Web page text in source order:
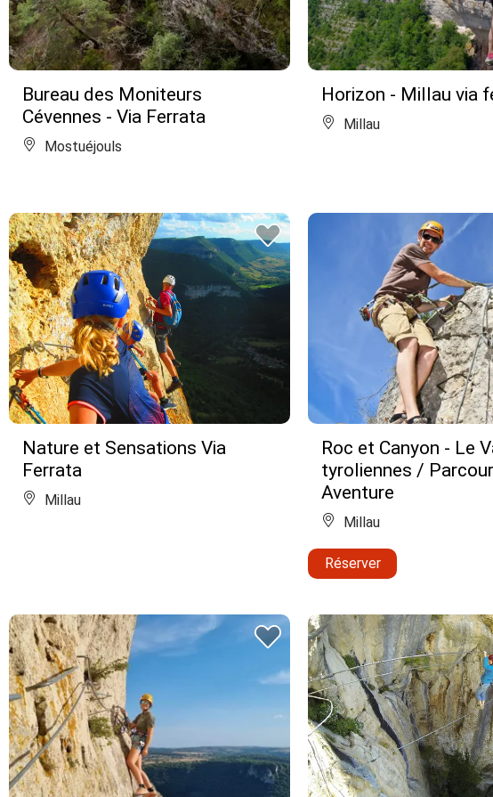
Bureau des Moniteurs
Cévennes - Via Ferrata
Mostuéjouls
Horizon - Millau via
Millau
Nature et Sensations Via
Ferrata
Millau
Roc et Canyon - Le
tyroliennes /
Aventure
Millau
Réserver